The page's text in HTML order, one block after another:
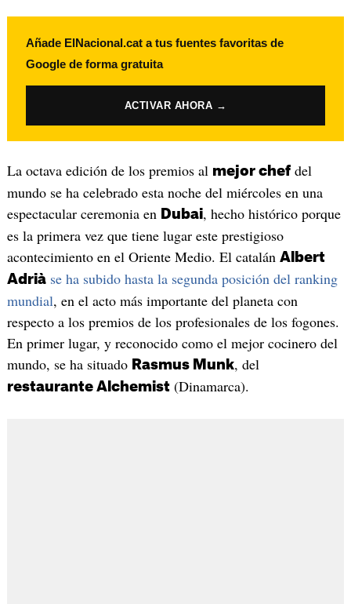
Añade ElNacional.cat a tus fuentes favoritas de
Google de forma gratuita
ACTIVAR AHORA →
La octava edición de los premios al mejor chefdel
mundo se ha celebrado esta noche del miércoles en una
espectacular ceremonia en Dubai, hecho histórico porque
es la primera vez que tiene lugar este prestigioso
acontecimiento en el Oriente Medio. El catalán Albert
Adrià se ha subido hasta la segunda posición del ranking
mundial, en el acto más importante del planeta con
respecto a los premios de los profesionales de los fogones.
En primer lugar, y reconocido como el mejor cocinero del
mundo, se ha situado Rasmus Munk, del
restaurante Alchemist(Dinamarca).